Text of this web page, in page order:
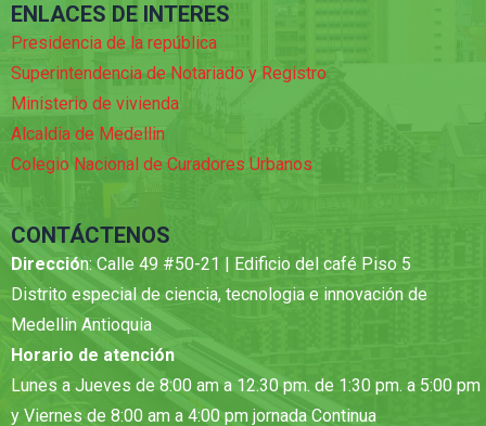
ENLACES DE INTERES
Presidencia de la república
Superintendencia de Notariado y Registro
Ministerio de vivienda
Alcaldia de Medellin
Colegio Nacional de Curadores Urbanos
CONTÁCTENOS
Dirección: Calle 49 #50-21 | Edificio del café Piso 5
Distrito especial de ciencia, tecnologia e innovación de
Medellin Antioquia
Horario de atención
Lunes a Jueves de 8:00 am a 12.30 pm. de 1:30 pm. a 5:00 pm
y Viernes de 8:00 am a 4:00 pm jornada Continua